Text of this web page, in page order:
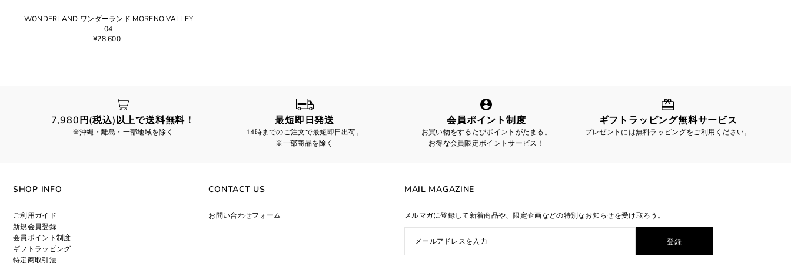
WONDERLAND ワンダーランド MORENO VALLEY
04
¥28,600
7,980円(税込)以上で送料無料！
※沖縄・離島・一部地域を除く
最短即日発送
14時までのご注文で最短即日出荷。
※一部商品を除く
会員ポイント制度
お買い物をするたびポイントがたまる。
お得な会員限定ポイントサービス！
ギフトラッピング無料サービス
プレゼントには無料ラッピングをご利用ください。
SHOP INFO
ご利用ガイド
新規会員登録
会員ポイント制度
ギフトラッピング
特定商取引法
CONTACT US
お問い合わせフォーム
MAIL MAGAZINE
メルマガに登録して新着商品や、限定企画などの特別なお知らせを受け取ろう。